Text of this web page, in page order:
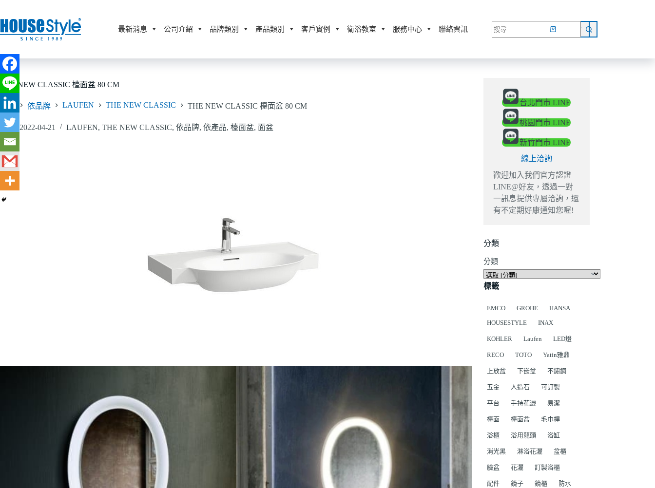
至
主
內
容
最新消息 公司介紹 品牌類別 產品類別 客戶實例 衛浴教室 服務中心 聯絡資訊 網路商店
THE NEW CLASSIC 檯面盆 80 CM
首頁 依品牌 LAUFEN THE NEW CLASSIC THE NEW CLASSIC 檯面盆 80 CM
2022-04-21 LAUFEN, THE NEW CLASSIC, 依品牌, 依產品, 檯面盆, 面盆
台北門市 LINE
桃園門市 LINE
新竹門市 LINE
線上洽詢
歡迎加入我們官方認證
LINE@好友，透過一對
一訊息提供專屬洽詢，還
有不定期好康通知您喔!
分類
分類
標籤
EMCO GROHE
HANSA
HOUSESTYLE
INAX
KOHLER Laufen LED燈
RECO TOTO Yatin雅鼎
上放盆 下嵌盆 不鏽鋼
五金 人造石 可訂製
平台 手持花灑 易潔
檯面 檯面盆 毛巾桿
浴櫃 浴用龍頭 浴缸
消光黑 淋浴花灑 盆櫃
臉盆 花灑 訂製浴櫃
配件 鏡子 鏡櫃 防水